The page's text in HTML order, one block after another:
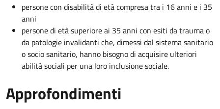
persone con disabilità di età compresa tra i 16 anni e i 35
anni
persone di età superiore ai 35 anni con esiti da trauma o
da patologie invalidanti che, dimessi dal sistema sanitario
o socio sanitario, hanno bisogno di acquisire ulteriori
abilità sociali per una loro inclusione sociale.
Approfondimenti